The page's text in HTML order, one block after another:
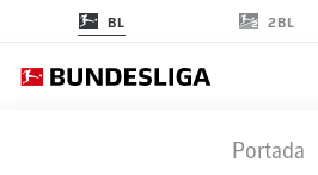
BL 2BL
Portada
WOB - FCA